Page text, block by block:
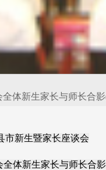
体新生家长与师长合影
市新生暨家长座谈会
体新生家长与师长合影